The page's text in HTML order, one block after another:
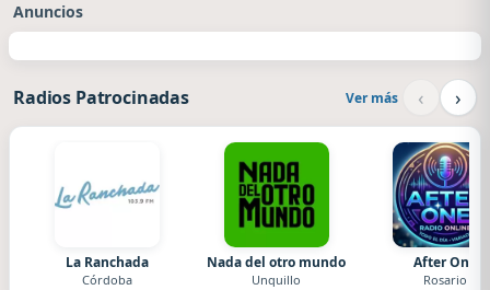
Anuncios
Radios Patrocinadas Ver más ‹ ›
La Ranchada
Córdoba
Nada del otro mundo
Unquillo
After One
Rosario